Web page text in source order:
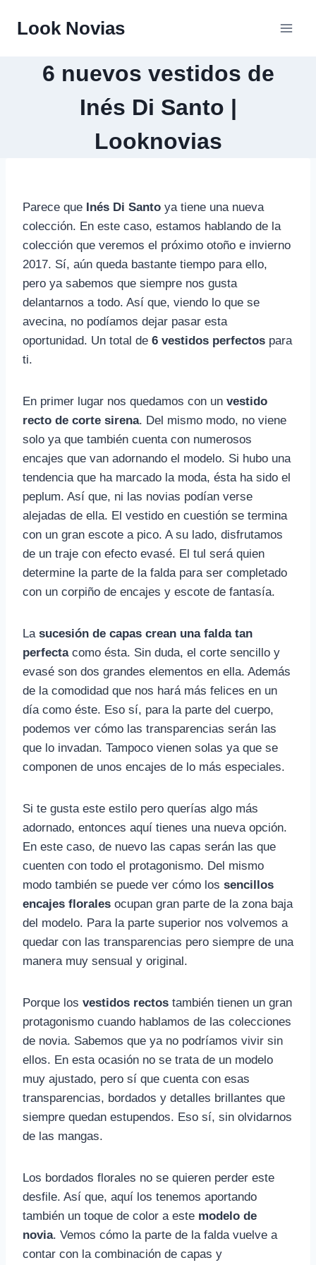
Look Novias
6 nuevos vestidos de
Inés Di Santo |
Looknovias
Parece que Inés Di Santo ya tiene una nueva
colección. En este caso, estamos hablando de la
colección que veremos el próximo otoño e invierno
2017. Sí, aún queda bastante tiempo para ello,
pero ya sabemos que siempre nos gusta
delantarnos a todo. Así que, viendo lo que se
avecina, no podíamos dejar pasar esta
oportunidad. Un total de 6 vestidos perfectos para
ti.
En primer lugar nos quedamos con un vestido
recto de corte sirena. Del mismo modo, no viene
solo ya que también cuenta con numerosos
encajes que van adornando el modelo. Si hubo una
tendencia que ha marcado la moda, ésta ha sido el
peplum. Así que, ni las novias podían verse
alejadas de ella. El vestido en cuestión se termina
con un gran escote a pico. A su lado, disfrutamos
de un traje con efecto evasé. El tul será quien
determine la parte de la falda para ser completado
con un corpiño de encajes y escote de fantasía.
La sucesión de capas crean una falda tan
perfectacomo ésta. Sin duda, el corte sencillo y
evasé son dos grandes elementos en ella. Además
de la comodidad que nos hará más felices en un
día como éste. Eso sí, para la parte del cuerpo,
podemos ver cómo las transparencias serán las
que lo invadan. Tampoco vienen solas ya que se
componen de unos encajes de lo más especiales.
Si te gusta este estilo pero querías algo más
adornado, entonces aquí tienes una nueva opción.
En este caso, de nuevo las capas serán las que
cuenten con todo el protagonismo. Del mismo
modo también se puede ver cómo los sencillos
encajes florales ocupan gran parte de la zona baja
del modelo. Para la parte superior nos volvemos a
quedar con las transparencias pero siempre de una
manera muy sensual y original.
Porque los vestidos rectos también tienen un gran
protagonismo cuando hablamos de las colecciones
de novia. Sabemos que ya no podríamos vivir sin
ellos. En esta ocasión no se trata de un modelo
muy ajustado, pero sí que cuenta con esas
transparencias, bordados y detalles brillantes que
siempre quedan estupendos. Eso sí, sin olvidarnos
de las mangas.
Los bordados florales no se quieren perder este
desfile. Así que, aquí los tenemos aportando
también un toque de color a este modelo de
novia. Vemos cómo la parte de la falda vuelve a
contar con la combinación de capas y